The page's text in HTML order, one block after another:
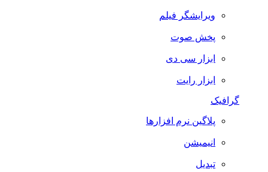
ویرایشگر فیلم
پخش صوت
ابزار سی دی
ابزار رایت
گرافیک
پلاگین نرم افزارها
انیمیشن
تبدیل